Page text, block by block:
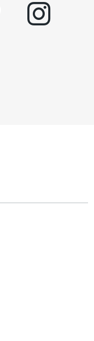
instagram